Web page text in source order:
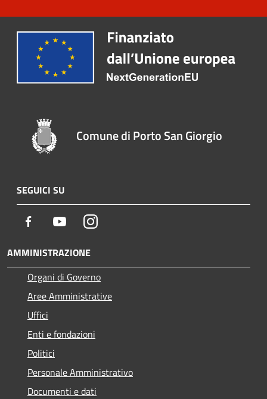
Comune di Porto San Giorgio
SEGUICI SU
Facebook YoutubeInstagram
AMMINISTRAZIONE
Organi di Governo
Aree Amministrative
Uffici
Enti e fondazioni
Politici
Personale Amministrativo
Documenti e dati